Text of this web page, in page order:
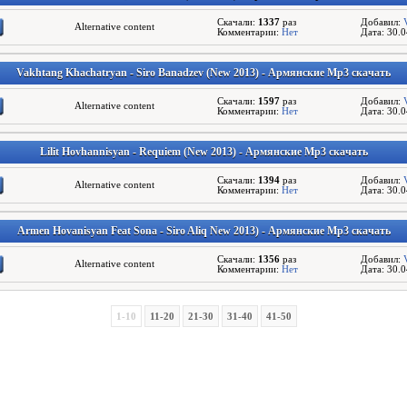
Alternative content Скачали: 1337 раз
Комментарии: Нет
Добавил:
Дата:
Vakhtang Khachatryan - Siro Banadzev (New 2013) - Армянские Mp3 скачать
Alternative content Скачали: 1597 раз
Комментарии: Нет
Добавил:
Дата:
Lilit Hovhannisyan - Requiem (New 2013) - Армянские Mp3 скачать
Alternative content Скачали: 1394 раз
Комментарии: Нет
Добавил:
Дата:
Armen Hovanisyan Feat Sona - Siro Aliq New 2013) - Армянские Mp3 скачать
Alternative content Скачали: 1356 раз
Комментарии: Нет
Добавил:
Дата:
1-10 11-20 21-30 31-40 41-50